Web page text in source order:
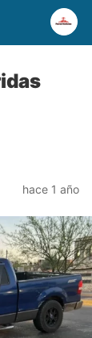
hace 1 año